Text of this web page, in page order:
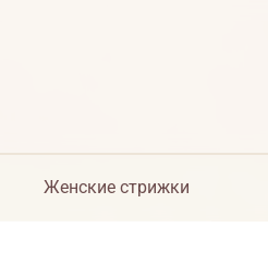
Женские стрижки